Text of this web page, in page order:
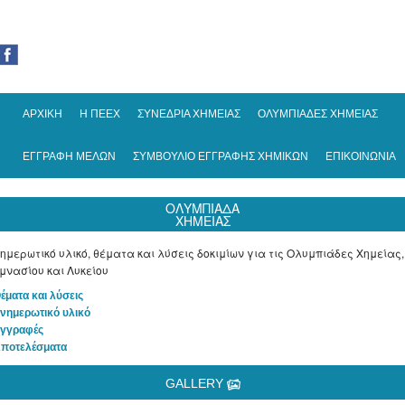
ΑΡΧΙΚΗ Η ΠΕΕΧ ΣΥΝΕΔΡΙΑ ΧΗΜΕΙΑΣ ΟΛΥΜΠΙΑΔΕΣ ΧΗΜΕΙΑΣ
ΕΓΓΡΑΦΗ ΜΕΛΩΝ ΣΥΜΒΟΥΛΙΟ ΕΓΓΡΑΦΗΣ ΧΗΜΙΚΩΝ ΕΠΙΚΟΙΝΩΝΙΑ
ΟΛΥΜΠΙΑΔΑ
ΧΗΜΕΙΑΣ
υλικό, θέματα και λύσεις δοκιμίων για τις Ολυμπιάδες Χημείας,
και Λυκείου
και λύσεις
υλικό
GALLERY